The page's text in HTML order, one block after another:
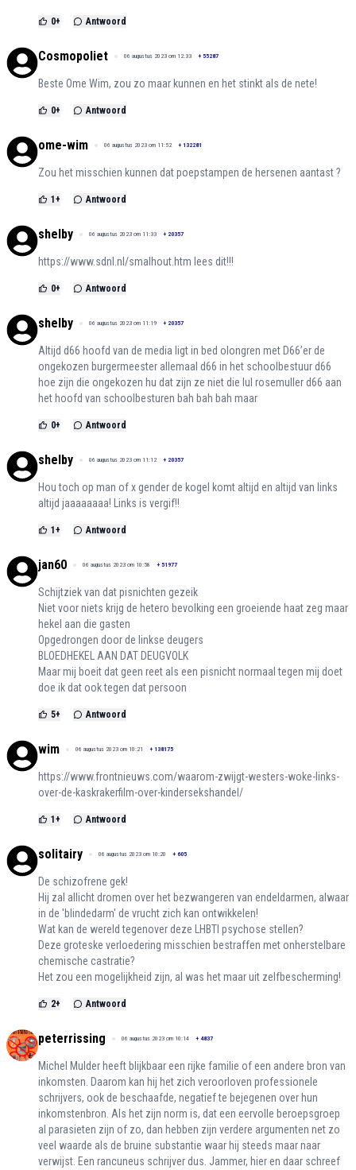
0+ Antwoord
Cosmopoliet 06 augustus 2023 om 12:33 + 55287
Beste Ome Wim, zou zo maar kunnen en het stinkt als de nete!
0+ Antwoord
ome-wim 06 augustus 2023 om 11:52 + 132281
Zou het misschien kunnen dat poepstampen de hersenen aantast ?
1 + Antwoord
shelby 06 augustus 2023 om 11:33 + 20357
https://www.sdnl.nl/smalhout.htm lees dit!!!
0+ Antwoord
shelby 06 augustus 2023 om 11:19 + 20357
Altijd d66 hoofd van de media ligt in bed olongren met D66’er de
ongekozen burgermeester allemaal d66 in het schoolbestuur d66
hoe zijn die ongekozen hu dat zijn ze niet die lul rosemuller d66 aan
het hoofd van schoolbesturen bah bah bah maar
0+ Antwoord
shelby 06 augustus 2023 om 11:12 + 20357
Hou toch op man of x gender de kogel komt altijd en altijd van links
altijd jaaaaaaaa! Links is vergif!!
1 + Antwoord
jan60 06 augustus 2023 om 10:58 + 51977
Schijtziek van dat pisnichten gezeik
Niet voor niets krijg de hetero bevolking een groeiende haat zeg maar
hekel aan die gasten
Opgedrongen door de linkse deugers
BLOEDHEKEL AAN DAT DEUGVOLK
Maar mij boeit dat geen reet als een pisnicht normaal tegen mij doet
doe ik dat ook tegen dat persoon
5+ Antwoord
wim 06 augustus 2023 om 10:21 + 138175
https://www.frontnieuws.com/waarom-zwijgt-westers-woke-links-
over-de-kaskrakerfilm-over-kindersekshandel/
1 + Antwoord
solitairy 06 augustus 2023 om 10:20 + 605
De schizofrene gek!
Hij zal allicht dromen over het bezwangeren van endeldarmen, alwaar
in de 'blindedarm' de vrucht zich kan ontwikkelen!
Wat kan de wereld tegenover deze LHBTI psychose stellen?
Deze groteske verloedering misschien bestraffen met onherstelbare
chemische castratie?
Het zou een mogelijkheid zijn, al was het maar uit zelfbescherming!
2+ Antwoord
peterrissing 06 augustus 2023 om 10:14 + 4837
Michel Mulder heeft blijkbaar een rijke familie of een andere bron van
inkomsten. Daarom kan hij het zich veroorloven professionele
schrijvers, ook de beschaafde, negatief te bejegenen over hun
inkomstenbron. Als het zijn norm is, dat een eervolle beroepsgroep
al parasieten zijn of zo, dan hebben zijn verdere argumenten net zo
veel waarde als de bruine substantie waar hij steeds maar naar
verwijst. Een rancuneus schrijver dus. Jammer, hier en daar schreef